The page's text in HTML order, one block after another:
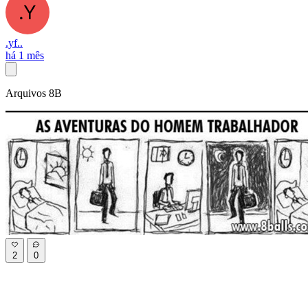
.yf..
há 1 mês
Arquivos 8B
2 0